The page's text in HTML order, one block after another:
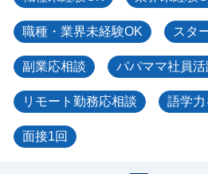
職種・業界未経験OK スタ
副業応相談 パパママ社員活
リモート勤務応相談 語学力
面接1回